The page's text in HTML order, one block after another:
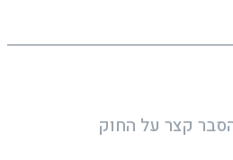
קצר על החוק